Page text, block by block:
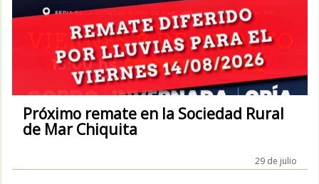
Próximo remate en la Sociedad Rural
de Mar Chiquita
29 de julio